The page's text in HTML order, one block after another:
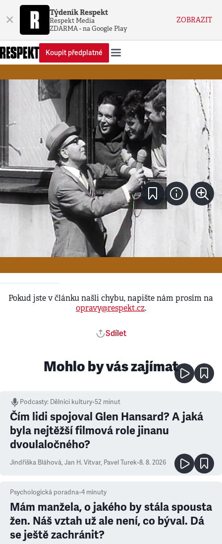
× Týdeník Respekt
Respekt Media
ZDARMA - na Google Play
ZOBRAZIT
Koupit předplatné
Ke stažení - Upload • 1. 1. 2000
Pokud jste v článku našli chybu, napište nám prosím na
opravy@respekt.cz.
Sdílet
Mohlo by vás zajímat
Podcasty: Dělníci kultury•52 minut
Čím lidi spojoval Glen Hansard? A jaká
byla nejtěžší filmová role jinanu
dvoulaločného?
Jindřiška Bláhová, Jan H. Vitvar, Pavel Turek•8. 8. 2026
Psychologická poradna•4 minuty
Mám manžela, o jakého by stála spousta
žen. Náš vztah už ale není, co býval. Dá
se ještě zachránit?